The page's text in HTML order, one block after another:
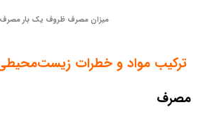
میزان مصرف ظروف یک‌ بار مصرف
ترکیب مواد و خطرات
مصرف